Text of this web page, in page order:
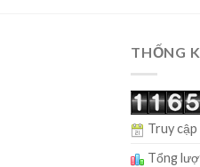
THỐNG
Truy cập
Tổng